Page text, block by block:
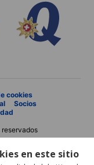
en este sitio
cookies
Socios